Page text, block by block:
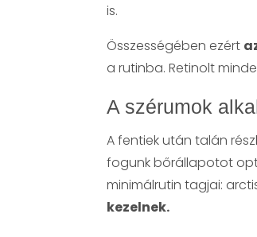
is.
Összességében ezért
a rutinba. Retinolt
A szérumok
A fentiek után talán
fogunk bőrállapotot
minimálrutin tagjai:
kezelnek.